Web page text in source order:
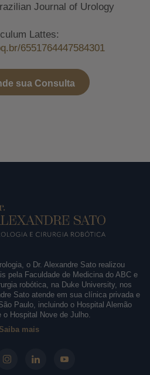
Journal of Urology
Lattes:
6551764447584301
sua Consulta
o Dr. Alexandre Sato realizou
pela Faculdade de Medicina do ABC e
robótica, na Duke University, nos
Sato atende em sua clínica privada e
Paulo, incluindo o Hospital Alemão
o Hospital Nove de Julho.
Saiba mais